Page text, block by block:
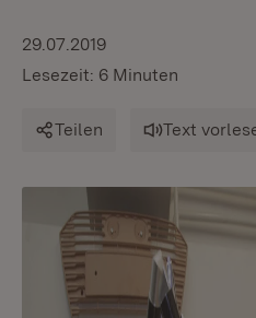
29.07.2019
Lesezeit: 6 Minuten
Teilen Text